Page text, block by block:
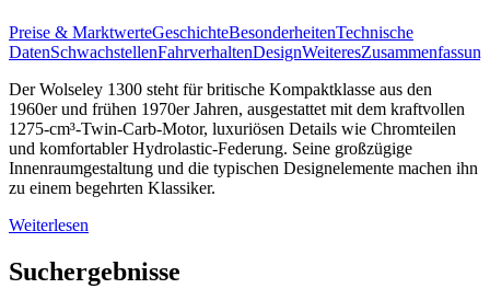
Preise & MarktwerteGeschichteBesonderheitenTechnische
DatenSchwachstellenFahrverhaltenDesignWeiteresZusammenfassung
Der Wolseley 1300 steht für britische Kompaktklasse aus den
1960er und frühen 1970er Jahren, ausgestattet mit dem kraftvollen
1275-cm³-Twin-Carb-Motor, luxuriösen Details wie Chromteilen
und komfortabler Hydrolastic-Federung. Seine großzügige
Innenraumgestaltung und die typischen Designelemente machen ihn
zu einem begehrten Klassiker.
Weiterlesen
Suchergebnisse